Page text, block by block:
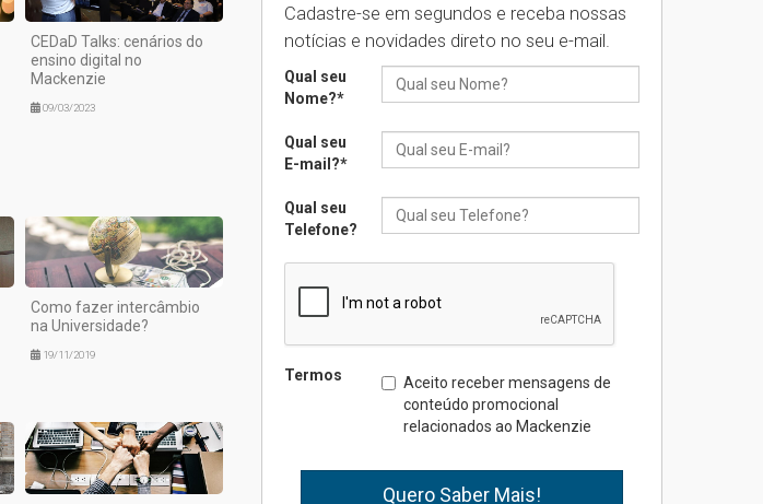
CEDaD Talks: cenários do
ensino digital no
Mackenzie
09/03/2023
Como fazer intercâmbio
na Universidade?
19/11/2019
05.08.2026
Universidade Mackenzie
realizará nova edição da
05.08.2026
Seminário discute desafios
das novas tecnologias em
04.08.2026
Mackenzie recepciona os
calouros do segundo
semestre de 2026
04.08.2026
Cadastre-se em segundos e receba nossas
notícias e novidades direto no seu e-mail.
Qual seu
Nome?*
Qual seu
E-mail?*
Qual seu
Telefone?
Termos
Aceito receber mensagens de
conteúdo promocional
relacionados ao Mackenzie